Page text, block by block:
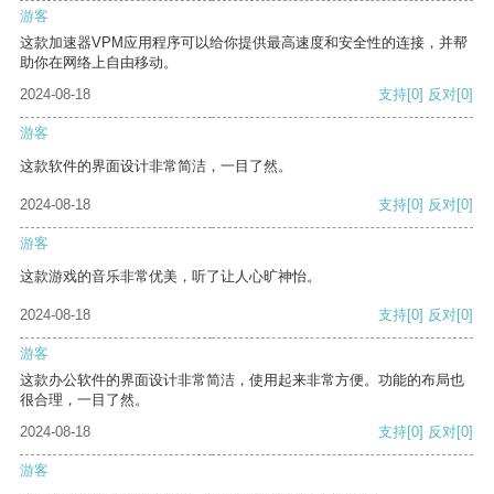
游客
这款加速器VPM应用程序可以给你提供最高速度和安全性的连接，并帮
助你在网络上自由移动。
2024-08-18
支持[0] 反对[0]
游客
这款软件的界面设计非常简洁，一目了然。
2024-08-18 支持[0] 反对[0]
游客
这款游戏的音乐非常优美，听了让人心旷神怡。
2024-08-18 支持[0] 反对[0]
游客
这款办公软件的界面设计非常简洁，使用起来非常方便。功能的布局也
很合理，一目了然。
2024-08-18
支持[0] 反对[0]
游客